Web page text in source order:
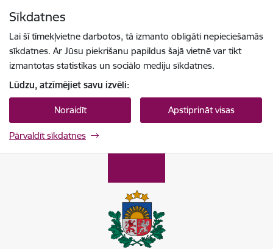
Sīkdatnes
Lai šī tīmekļvietne darbotos, tā izmanto obligāti nepieciešamās
sīkdatnes. Ar Jūsu piekrišanu papildus šajā vietnē var tikt
izmantotas statistikas un sociālo mediju sīkdatnes.
Lūdzu, atzīmējiet savu izvēli:
Noraidīt Apstiprināt visas
Pārvaldīt sīkdatnes